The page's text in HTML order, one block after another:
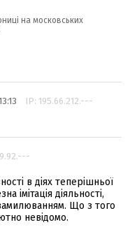
на московських
IP: 195.66.212.---
в діях теперішньої
імітація діяльності,
Що з того
невідомо.